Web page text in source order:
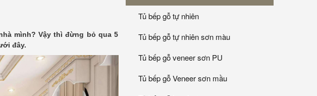
mình? Vậy thì đừng bỏ qua 5
đây.
Tủ bếp gỗ tự nhiên
Tủ bếp gỗ tự nhiên sơn màu
Tủ bếp gỗ veneer sơn PU
Tủ bếp gỗ Veneer sơn mầu